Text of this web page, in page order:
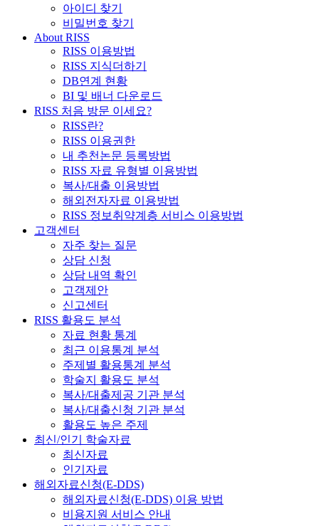
아이디 찾기
비밀번호 찾기
About RISS
RISS 이용방법
RISS 지식더하기
DB연계 현황
BI 및 배너 다운로드
RISS 처음 방문 이세요?
RISS란?
RISS 이용권한
내 추천논문 등록방법
RISS 자료 유형별 이용방법
복사/대출 이용방법
해외전자자료 이용방법
RISS 정보취약계층 서비스 이용방법
고객센터
자주 찾는 질문
상담 신청
상담 내역 확인
고객제안
신고센터
RISS 활용도 분석
자료 현황 통계
최근 이용통계 분석
주제별 활용통계 분석
학술지 활용도 분석
복사/대출제공 기관 분석
복사/대출신청 기관 분석
활용도 높은 주제
최신/인기 학술자료
최신자료
인기자료
해외자료신청(E-DDS)
해외자료신청(E-DDS) 이용 방법
비용지원 서비스 안내